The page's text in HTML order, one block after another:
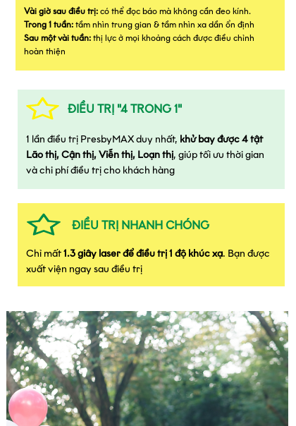
ĐIỀU TRỊ NHANH CHÓNG
Chỉ mất1.3 giây laser để điều trị 1 độ khúc xạ. Bạn được
xuất viện ngay sau điều trị
ĐIỀU TRỊ "4 TRONG 1"
1 lần điều trị PresbyMAX duy nhất, khử bay được 4 tật
Lão thị, Cận thị, Viễn thị, Loạn thị, giúp tối ưu thời gian
và chi phí điều trị cho khách hàng
Vài giờ sau điều trị: có thể đọc báo mà không cần đeo kính.
Trong 1 tuần:tầm nhìn trung gian & tầm nhìn xa dần ổn định
Sau một vài tuần: thị lực ở mọi khoảng cách được điều chỉnh
hoàn thiện